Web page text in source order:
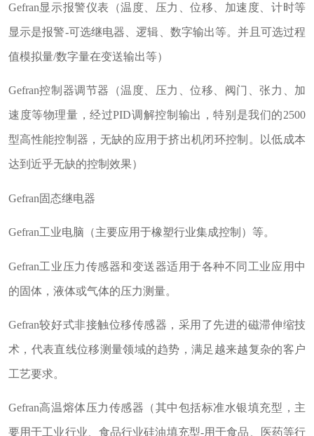
Gefran显示报警仪表（温度、压力、位移、加速度、计时等
显示是报警-可选继电器、逻辑、数字输出等。并且可选过程
值模拟量/数字量在变送输出等）
Gefran控制器调节器（温度、压力、位移、阀门、张力、加
速度等物理量，经过PID调解控制输出，特别是我们的2500
型高性能控制器，无缺的应用于挤出机闭环控制。以低成本
达到近乎无缺的控制效果）
Gefran固态继电器
Gefran工业电脑（主要应用于橡塑行业集成控制）等。
Gefran工业压力传感器和变送器适用于各种不同工业应用中
的固体，液体或气体的压力测量。
Gefran较好式非接触位移传感器，采用了先进的磁滞伸缩技
术，代表直线位移测量领域的趋势，满足越来越复杂的客户
工艺要求。
Gefran高温熔体压力传感器（其中包括标准水银填充型，主
要用于工业行业、食品行业硅油填充型-用于食品、医药等行